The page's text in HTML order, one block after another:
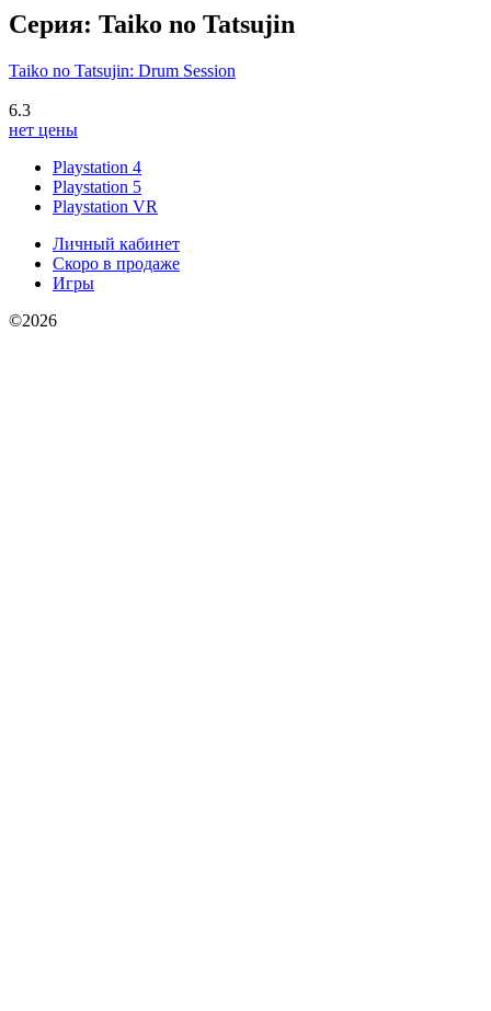
Серия: Taiko no Tatsujin
Taiko no Tatsujin: Drum Session
6.3
нет цены
Playstation 4
Playstation 5
Playstation VR
Личный кабинет
Скоро в продаже
Игры
©2026